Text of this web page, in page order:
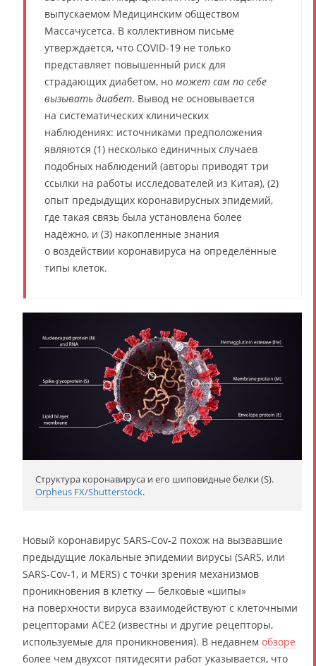
выпускаемом Медицинским обществом
Массачусетса. В коллективном письме
утверждается, что COVID-19 не только
представляет повышенный риск для
страдающих диабетом, но может сам по себе
вызывать диабет. Вывод не основывается
на систематических клинических
наблюдениях: источниками предположения
являются (1) несколько единичных случаев
подобных наблюдений (авторы приводят три
ссылки на работы исследователей из Китая), (2)
опыт предыдущих коронавирусных эпидемий,
где такая связь была установлена более
надёжно, и (3) накопленные знания
о воздействии коронавируса на определённые
типы клеток.
Структура коронавируса и его шиповидные белки (S).
Orpheus FX/Shutterstock.
Новый коронавирус SARS-Cov-2 похож на вызвавшие
предыдущие локальные эпидемии вирусы (SARS, или
SARS-Cov-1, и MERS) с точки зрения механизмов
проникновения в клетку — белковые «шипы»
на поверхности вируса взаимодействуют с клеточными
рецепторами ACE2 (известны и другие рецепторы,
используемые для проникновения). В недавнем обзоре
более чем двухсот пятидесяти работ указывается, что